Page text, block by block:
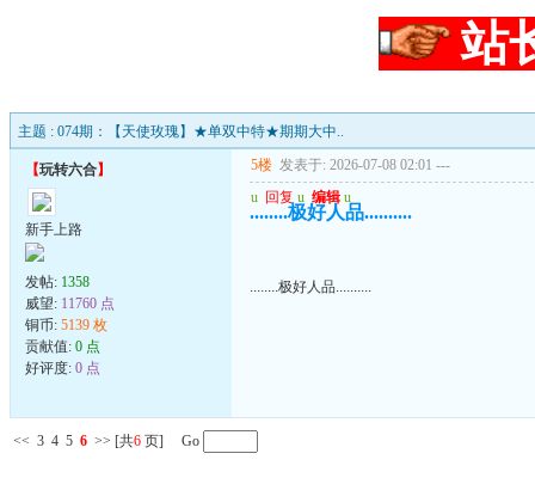
站
主题 : 074期：【天使玫瑰】★单双中特★期期大中..
【玩转六合】
新手上路
发帖: 1358
威望: 11760 点
铜币: 5139 枚
贡献值: 0 点
好评度: 0 点
5楼 发表于: 2026-07-08 02:01 ---
u 回复 u 编辑 u
........极好人品..........
........极好人品..........
<< 3 4 5 6 >> [共6 页] Go